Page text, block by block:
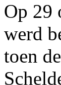
Op 29
werd
toen